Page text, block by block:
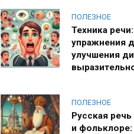
ПОЛЕЗНОЕ
Техника речи:
упражнения
улучшения
ПОЛЕЗНОЕ
Русская речь
и